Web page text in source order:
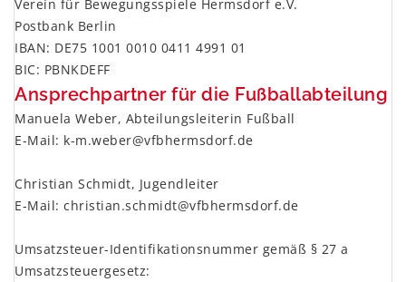
Verein für Bewegungsspiele Hermsdorf e.V.
Postbank Berlin
IBAN: DE75 1001 0010 0411 4991 01
BIC: PBNKDEFF
Ansprechpartner für die Fußballabteilung
Manuela Weber, Abteilungsleiterin Fußball
E-Mail: k-m.weber@vfbhermsdorf.de
Christian Schmidt, Jugendleiter
E-Mail: christian.schmidt@vfbhermsdorf.de
Umsatzsteuer-Identifikationsnummer gemäß § 27 a
Umsatzsteuergesetz: